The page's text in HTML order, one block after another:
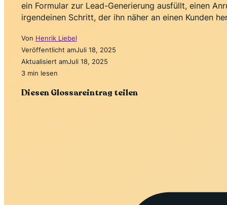
ein Formular zur Lead-Generierung ausfüllt, einen
irgendeinen Schritt, der ihn näher an einen Kunden
Von Henrik Liebel
Veröffentlicht amJuli 18, 2025
Aktualisiert amJuli 18, 2025
3 min lesen
Diesen Glossareintrag teilen